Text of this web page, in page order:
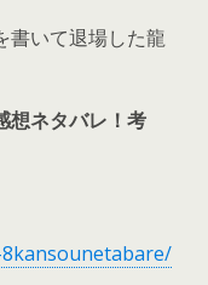
書いて退場した龍
想ネタバレ！考